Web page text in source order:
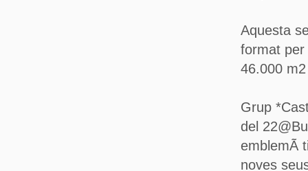
Aquesta
format per
46.000
Grup
del
emblemÃ
noves